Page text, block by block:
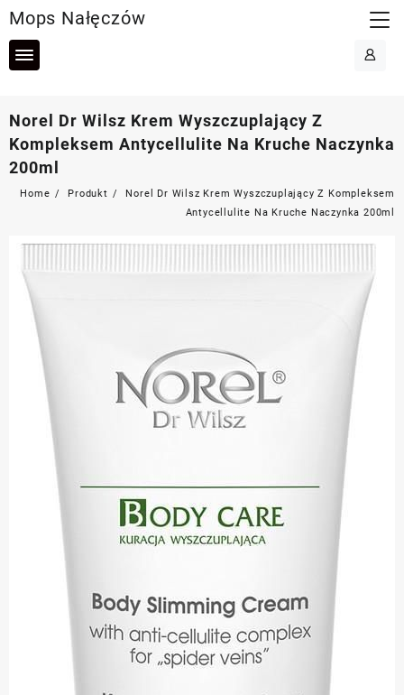
to
content
Mops Nałęczów
Norel Dr Wilsz Krem Wyszczuplający Z
Kompleksem Antycellulite Na Kruche Naczynka
200ml
Home Produkt
Norel Dr Wilsz Krem Wyszczuplający Z Kompleksem
Antycellulite Na Kruche Naczynka 200ml